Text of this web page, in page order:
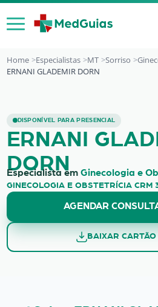
Ir para o conteúdo
Home Especialistas MT Sorriso
ERNANI GLADEMIR DORN
DISPONÍVEL PARA PRESENCIAL
ERNANI GLADEMIR
ERNANI
DORN
Especialista em Ginecologia e
GINECOLOGIA E OBSTETRÍCIA CRM
AGENDAR
BAIXAR